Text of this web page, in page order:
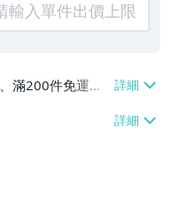
滿200件免運